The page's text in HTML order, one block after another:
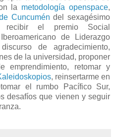
la metodología openspace,
Cuncuméndel sexagésimo
el premio Social
de Liderazgo
de agradecimiento,
de la universidad, proponer
emprendimiento, retomar y
, reinsertarme en
el rumbo Pacífico Sur,
desafíos que vienen y seguir